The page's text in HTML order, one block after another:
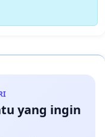
yang ingin